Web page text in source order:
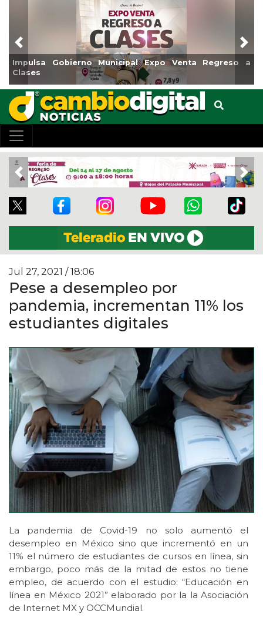
Venta Regreso a
Reabrirá Coatzacoalcos la Alberca
Centro
Previous
Previous
Jul 27, 2021 / 18:06
Pese a desempleo por
pandemia, incrementan 11% los
estudiantes digitales
La pandemia de Covid-19 no solo aumentó el
desempleo en México sino que incrementó en un
11% el número de estudiantes de cursos en línea, sin
embargo, poco más de la mitad de estos no tiene
empleo, de acuerdo con el estudio: “Educación en
línea en México 2021” elaborado por la la Asociación
de Internet MX y OCCMundial.